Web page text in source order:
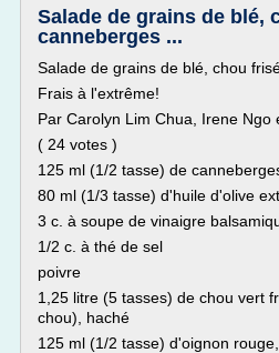
Salade de grains de blé,
canneberges ...
Salade de grains de blé, chou
Frais à l'extrême!
Par Carolyn Lim Chua, Irene
( 24 votes )
125 ml (1/2 tasse) de
80 ml (1/3 tasse) d'huile d'olive
3 c. à soupe de vinaigre
1/2 c. à thé de sel
poivre
1,25 litre (5 tasses) de chou vert
chou), haché
125 ml (1/2 tasse) d'oignon